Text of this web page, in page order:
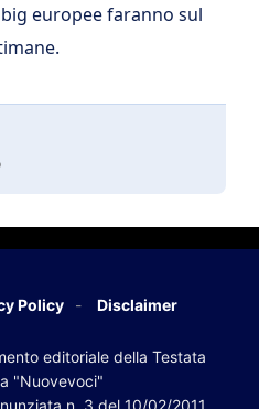
europee faranno sul
Policy Disclaimer
editoriale della Testata
"Nuovevoci"
n. 3 del 10/02/2011